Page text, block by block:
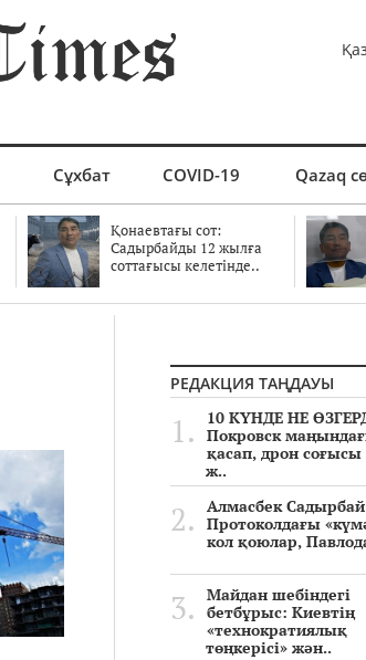
Сұхбат COVID-19 Qazaq
Қонаевтағы сот:
Садырбайды 12 жылға
соттағысы келетінде..
РЕДАКЦИЯ ТАҢДАУЫ
10 КҮНДЕ НЕ
Покровск
қасап, дрон
ж..
Алмасбек Садырбай
Протоколдағы
кол қоюлар,
Майдан шебіндегі
бетбұрыс: Киевтің
«технократиялық
төңкерісі» жән..